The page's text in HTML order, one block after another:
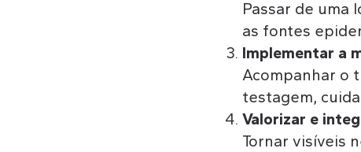
Passar de uma
as fontes
Implementar a
Acompanhar o
testagem,
Valorizar e
Tornar visíveis